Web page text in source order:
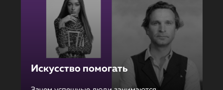
Искусство помогать